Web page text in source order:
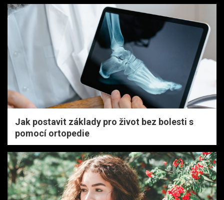
Jak postavit základy pro život bez bolesti s
pomocí ortopedie